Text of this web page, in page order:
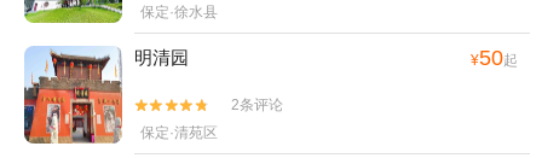
保定·徐水县
明清园 ¥50起


2条评论
保定·清苑区